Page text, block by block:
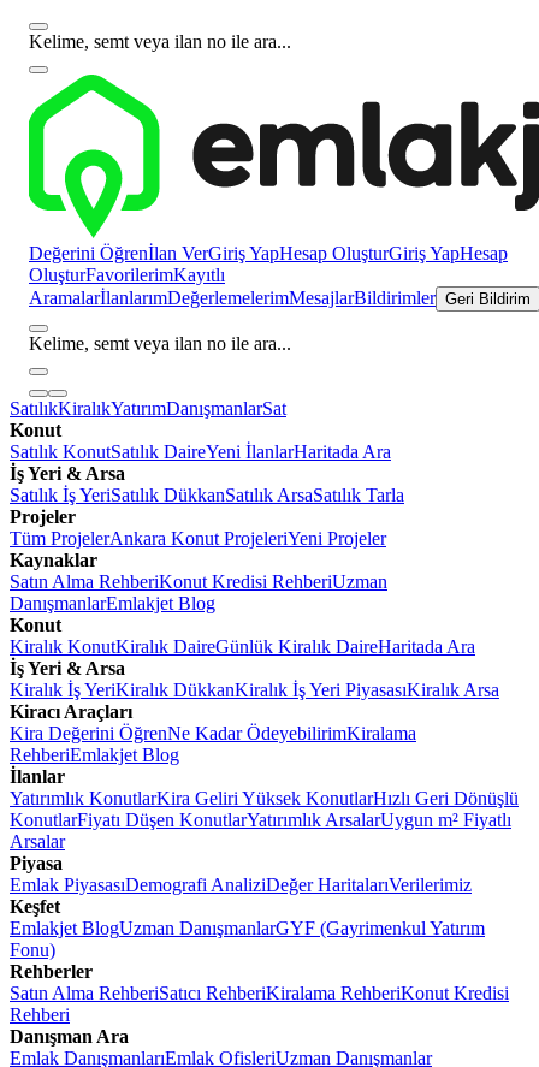
Kelime, semt veya ilan no ile ara...
Değerini Öğrenİlan VerGiriş YapHesap OluşturGiriş YapHesap
OluşturFavorilerimKayıtlı
AramalarİlanlarımDeğerlemelerimMesajlarBildirimler Geri Bildirim
Kelime, semt veya ilan no ile ara...
SatılıkKiralıkYatırımDanışmanlarSat
Konut
Satılık KonutSatılık DaireYeni İlanlarHaritada Ara
İş Yeri & Arsa
Satılık İş YeriSatılık DükkanSatılık ArsaSatılık Tarla
Projeler
Tüm ProjelerAnkara Konut ProjeleriYeni Projeler
Kaynaklar
Satın Alma RehberiKonut Kredisi RehberiUzman
DanışmanlarEmlakjet Blog
Konut
Kiralık KonutKiralık DaireGünlük Kiralık DaireHaritada Ara
İş Yeri & Arsa
Kiralık İş YeriKiralık DükkanKiralık İş Yeri PiyasasıKiralık Arsa
Kiracı Araçları
Kira Değerini ÖğrenNe Kadar ÖdeyebilirimKiralama
RehberiEmlakjet Blog
İlanlar
Yatırımlık KonutlarKira Geliri Yüksek KonutlarHızlı Geri Dönüşlü
KonutlarFiyatı Düşen KonutlarYatırımlık ArsalarUygun m² Fiyatlı
Arsalar
Piyasa
Emlak PiyasasıDemografi AnaliziDeğer HaritalarıVerilerimiz
Keşfet
Emlakjet BlogUzman DanışmanlarGYF (Gayrimenkul Yatırım
Fonu)
Rehberler
Satın Alma RehberiSatıcı RehberiKiralama RehberiKonut Kredisi
Rehberi
Danışman Ara
Emlak DanışmanlarıEmlak OfisleriUzman Danışmanlar